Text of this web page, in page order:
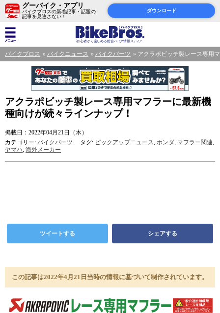
グーバイク・アプリ
バイクブロスの新着記事・話題の
記事を見逃さない！
ダウンロード
バイクブロス バイクニュース バイクパーツ アクラポビッチ製レース専用
アクラポビッチ製レース専用マフラーに最新機
種向けが続々ラインナップ！
掲載日：2022年04月21日（木）
カテゴリー: バイクパーツ タグ: ピックアップニュース, ホンダ, マフラー関連,
ヤマハ, 海外メーカー
ツイートする シェアする
この記事は2022年4月21日当時の情報に基づいて制作されています。